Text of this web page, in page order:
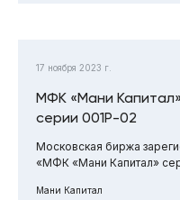
17 ноября 2023 г.
МФК «Мани
серии 001P-02
Московская биржа
«МФК «Мани Капитал»
Мани Капитал